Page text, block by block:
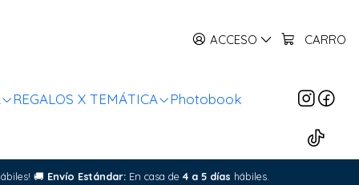
ACCESO CARRO
REGALOS X TEMÁTICA Photobook
🚚 Envío Estándar: En casa de 4 a 5 días hábiles.